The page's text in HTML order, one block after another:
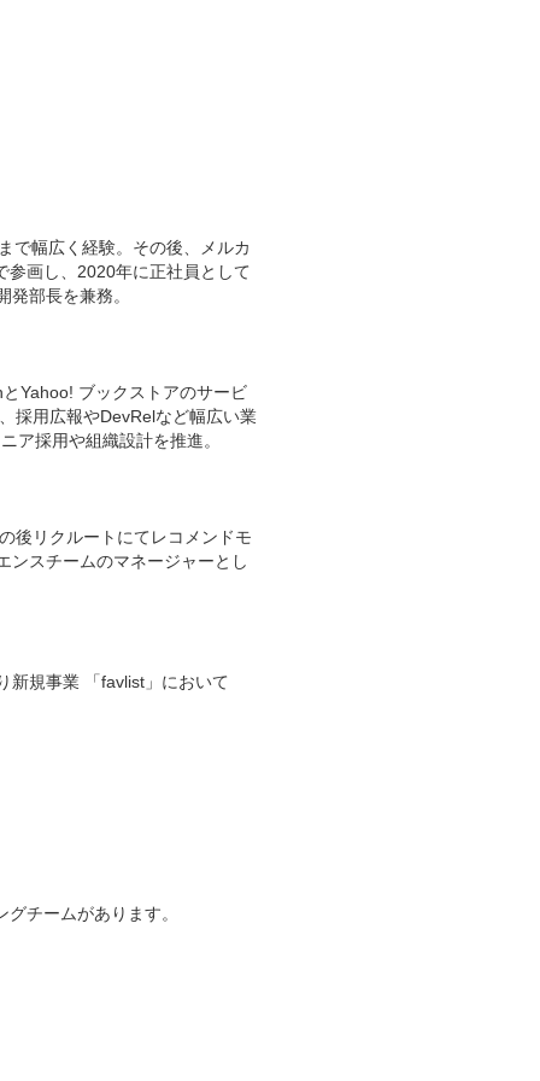
で幅広く経験。その後、メルカ
参画し、2020年に正社員として
部長を兼務。
Yahoo! ブックストアのサービ
採用広報やDevRelなど幅広い業
ア採用や組織設計を推進。
後リクルートにてレコメンドモ
ンスチームのマネージャーとし
新規事業 「favlist」において
チームがあります。